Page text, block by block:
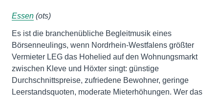
Essen (ots)
Es ist die branchenübliche Begleitmusik eines
Börsenneulings, wenn Nordrhein-Westfalens größter
Vermieter LEG das Hohelied auf den Wohnungsmarkt
zwischen Kleve und Höxter singt: günstige
Durchschnittspreise, zufriedene Bewohner, geringe
Leerstandsquoten, moderate Mieterhöhungen. Wer das